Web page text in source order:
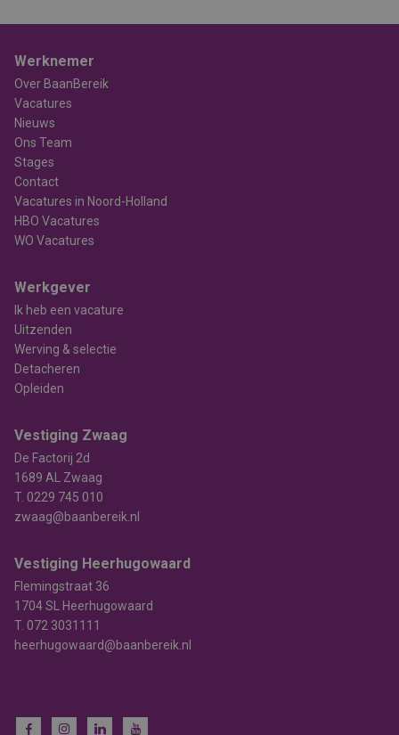
Werknemer
Over BaanBereik
Vacatures
Nieuws
Ons Team
Stages
Contact
Vacatures in Noord-Holland
HBO Vacatures
WO Vacatures
Werkgever
Ik heb een vacature
Uitzenden
Werving & selectie
Detacheren
Opleiden
Vestiging Zwaag
De Factorij 2d
1689 AL Zwaag
T. 0229 745 010
zwaag@baanbereik.nl
Vestiging Heerhugowaard
Flemingstraat 36
1704 SL Heerhugowaard
T. 072 3031111
heerhugowaard@baanbereik.nl